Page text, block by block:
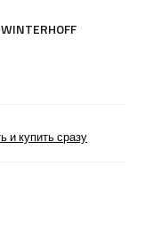
WINTERHOFF
и купить сразу